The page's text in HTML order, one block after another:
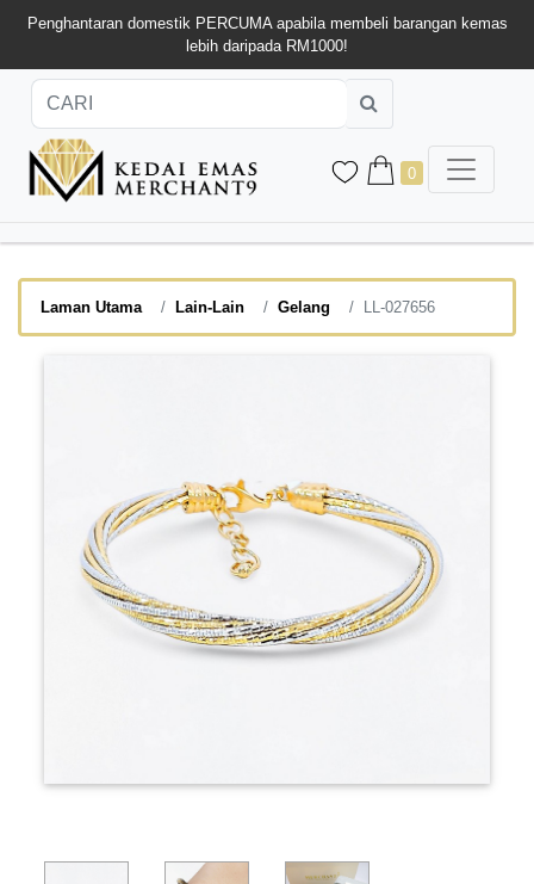
Penghantaran domestik PERCUMA apabila membeli barangan kemas
lebih daripada RM1000!
0
Laman Utama Lain-Lain Gelang LL-027656